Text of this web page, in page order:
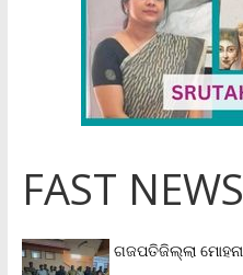
FAST NEWS
ଗଜପତିଜିଲ୍ଲା